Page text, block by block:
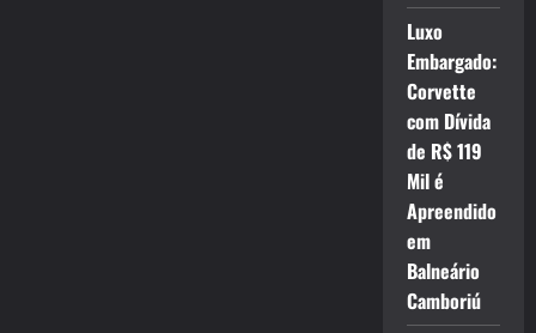
Luxo
Embargado:
Corvette
com Dívida
de R$ 119
Mil é
Apreendido
em
Balneário
Camboriú